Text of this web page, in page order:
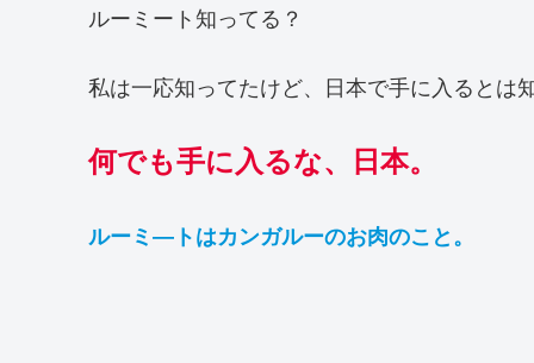
ルーミート知ってる？
私は一応知ってたけど、日本で手に入るとは
何でも手に入るな、日本。
ルーミ―トはカンガルーのお肉のこと。